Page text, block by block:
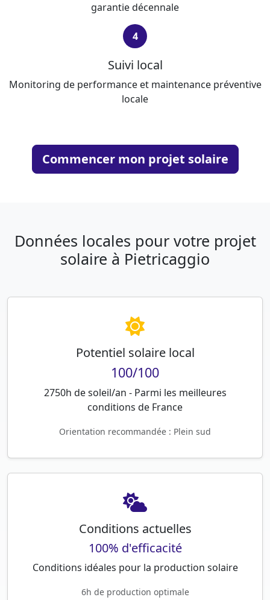
garantie décennale
4
Suivi local
Monitoring de performance et maintenance préventive
locale
Commencer mon projet solaire
Données locales pour votre projet
solaire à Pietricaggio
Potentiel solaire local
100/100
2750h de soleil/an - Parmi les meilleures
conditions de France
Orientation recommandée : Plein sud
Conditions actuelles
100% d'efficacité
Conditions idéales pour la production solaire
6h de production optimale